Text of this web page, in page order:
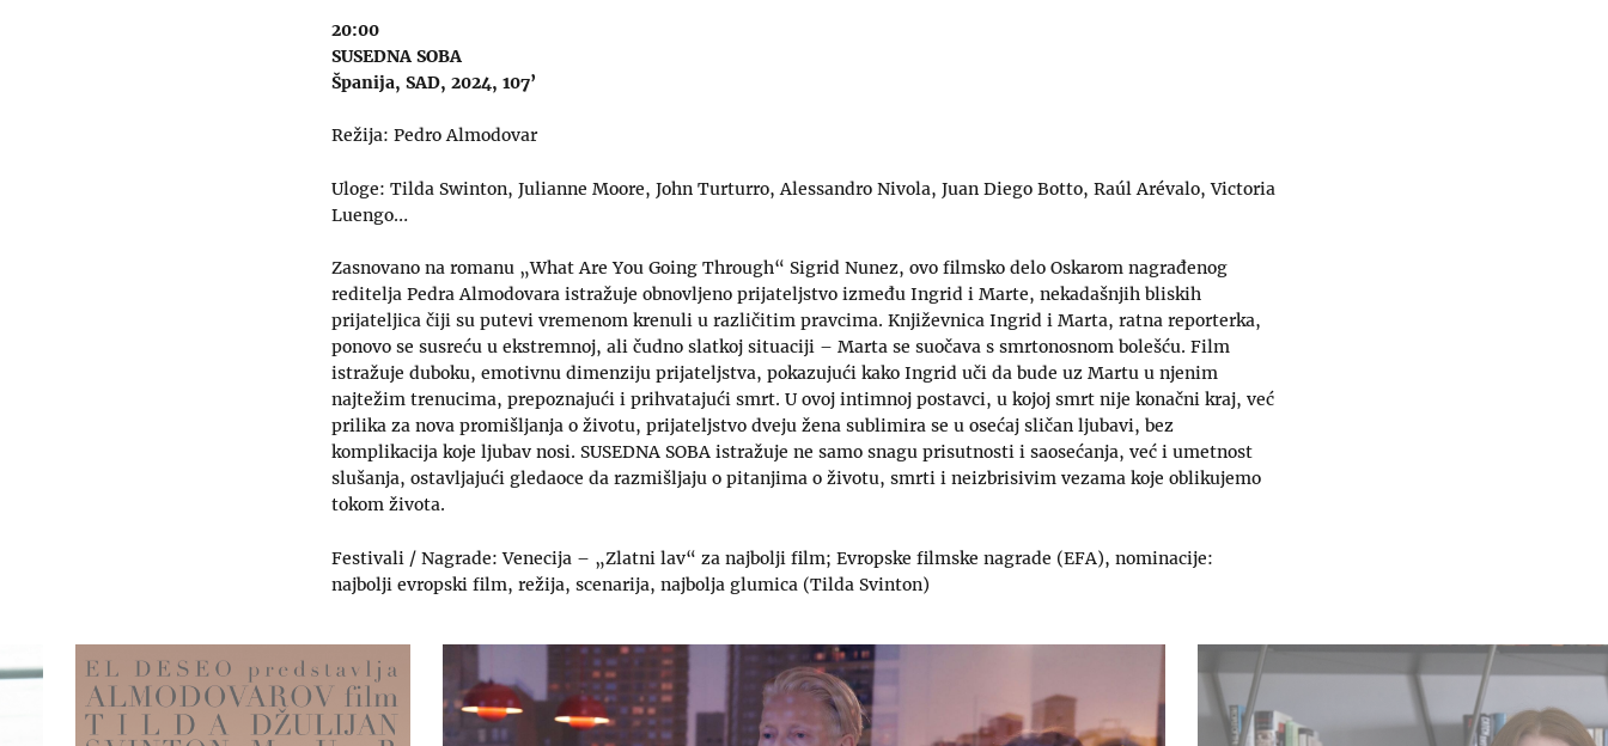
20:00
SUSEDNA SOBA
Španija, SAD, 2024, 107’
Režija: Pedro Almodovar
Uloge: Tilda Swinton, Julianne Moore, John Turturro, Alessandro Nivola, Juan Diego Botto, Raúl Arévalo, Victoria
Luengo…
Zasnovano na romanu „What Are You Going Through“ Sigrid Nunez, ovo filmsko delo Oskarom nagrađenog
reditelja Pedra Almodovara istražuje obnovljeno prijateljstvo između Ingrid i Marte, nekadašnjih bliskih
prijateljica čiji su putevi vremenom krenuli u različitim pravcima. Književnica Ingrid i Marta, ratna reporterka,
ponovo se susreću u ekstremnoj, ali čudno slatkoj situaciji – Marta se suočava s smrtonosnom bolešću. Film
istražuje duboku, emotivnu dimenziju prijateljstva, pokazujući kako Ingrid uči da bude uz Martu u njenim
najtežim trenucima, prepoznajući i prihvatajući smrt. U ovoj intimnoj postavci, u kojoj smrt nije konačni kraj, već
prilika za nova promišljanja o životu, prijateljstvo dveju žena sublimira se u osećaj sličan ljubavi, bez
komplikacija koje ljubav nosi. SUSEDNA SOBA istražuje ne samo snagu prisutnosti i saosećanja, već i umetnost
slušanja, ostavljajući gledaoce da razmišljaju o pitanjima o životu, smrti i neizbrisivim vezama koje oblikujemo
tokom života.
Festivali / Nagrade: Venecija – „Zlatni lav“ za najbolji film; Evropske filmske nagrade (EFA), nominacije:
najbolji evropski film, režija, scenarija, najbolja glumica (Tilda Svinton)